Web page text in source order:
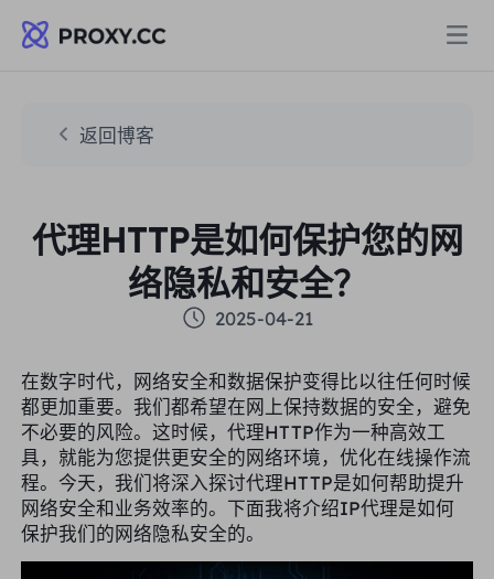
代理
住宅代理
静态住宅代理
不限流量住宅代理
静态数据中心代理
长效ISP代理
静态住宅代理 $0.28/IP/天
不限流量住宅代理 $69.62/天
静态数据中心代理
Data for AI
解决方案
按场景划分
市场研究
品牌保护
资源
合作伙伴
学习
返回博客
代理HTTP是如何保护您的网
络隐私和安全？
2025-04-21
在数字时代，网络安全和数据保护变得比以往任何时候
都更加重要。我们都希望在网上保持数据的安全，避免
不必要的风险。这时候，代理HTTP作为一种高效工
具，就能为您提供更安全的网络环境，优化在线操作流
程。今天，我们将深入探讨代理HTTP是如何帮助提升
网络安全和业务效率的。下面我将介绍IP代理是如何
保护我们的网络隐私安全的。